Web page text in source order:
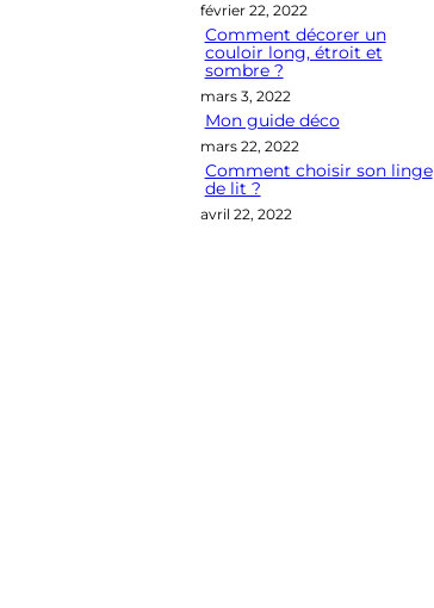
e
r
février 22, 2022
Comment décorer un
couloir long, étroit et
sombre ?
mars 3, 2022
Mon guide déco
mars 22, 2022
Comment choisir son linge
de lit ?
avril 22, 2022